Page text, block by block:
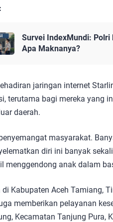
Survei IndexMundi: Polri
Apa Maknanya?
jaringan internet
terutama bagi mereka yang
daerah.
masyarakat.
diri ini banyak
menggendong anak dalam
Kabupaten Aceh Tamiang,
memberikan pelayanan
Kecamatan Tanjung Pura,